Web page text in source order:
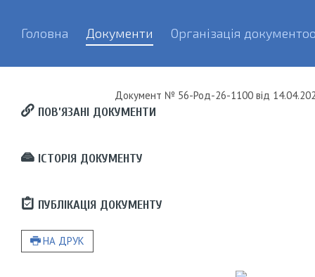
Головна Документи Організація
Документ № 56-Род-26-1100від
ПОВ’ЯЗАНІ ДОКУМЕНТИ
ІСТОРІЯ ДОКУМЕНТУ
ПУБЛІКАЦІЯ ДОКУМЕНТУ
НА ДРУК